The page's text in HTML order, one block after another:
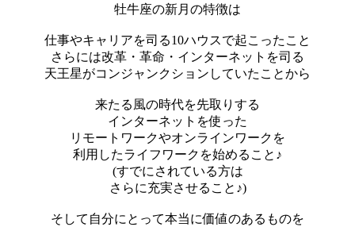
牡牛座の新月の特徴は
仕事やキャリアを司る10ハウスで起こったこと
さらには改革・革命・インターネットを司る
天王星がコンジャンクションしていたことから
来たる風の時代を先取りする
インターネットを使った
リモートワークやオンラインワークを
利用したライフワークを始めること♪
(すでにされている方は
さらに充実させること♪)
そして自分にとって本当に価値のあるものを